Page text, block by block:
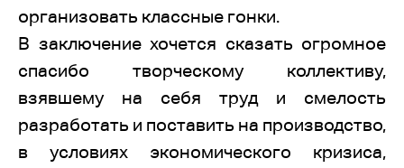
организовать классные гонки.
В заключение хочется сказать огромное
спасибо творческому коллективу,
взявшему на себя труд и смелость
разработать и поставить на производство,
в условиях экономического кризиса,